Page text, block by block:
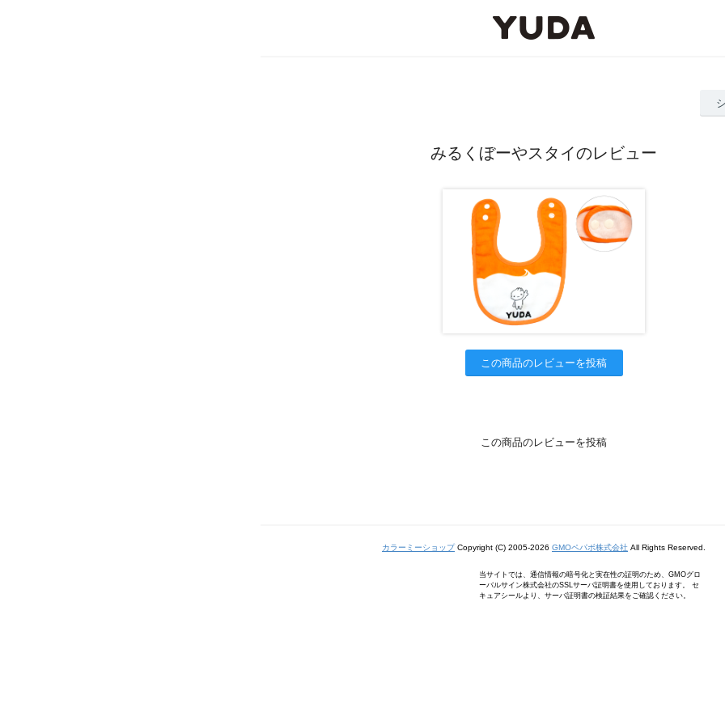
みるくぼーやスタイのレビュー
この商品のレビューを投稿
この商品のレビューを投稿
カラーミーショップCopyright (C) 2005-2026 GMOペパボ株式会社 All Rights Reserved.
当サイトでは、通信情報の暗号化と実在性の証明のため、GMOグロ
ーバルサイン株式会社のSSLサーバ証明書を使用しております。 セ
キュアシールより、サーバ証明書の検証結果をご確認ください。